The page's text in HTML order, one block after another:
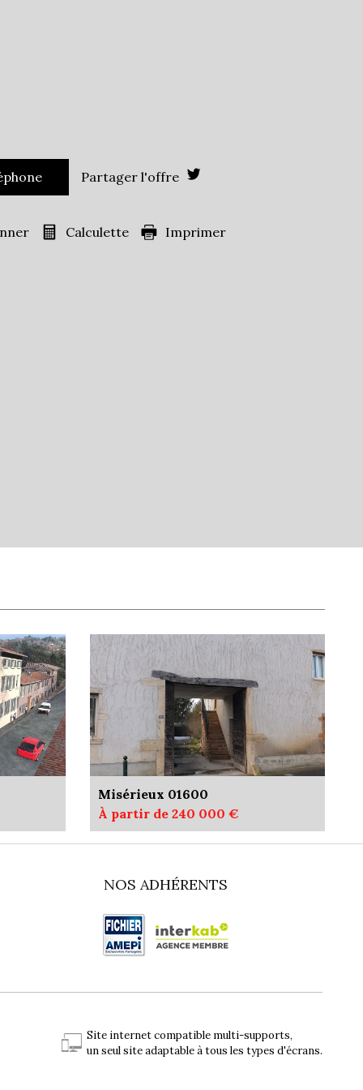
Partager l'offre
Calculette Imprimer
Misérieux 01600
À partir de 240 000 €
NOS ADHÉRENTS
Site internet compatible multi-supports,
un seul site adaptable à tous les types d'écrans.